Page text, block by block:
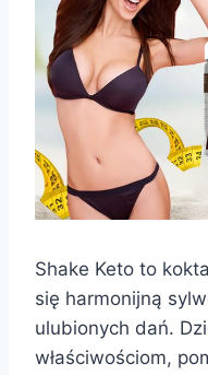
Shake Keto to
się harmonijną
ulubionych dań.
właściwościom,